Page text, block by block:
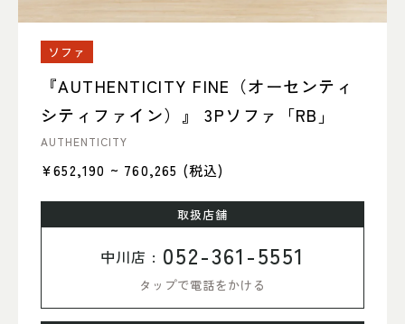
ソファ
『AUTHENTICITY FINE（オーセンティ
シティファイン）』 3Pソファ「RB」
AUTHENTICITY
¥652,190 ~ 760,265 (税込)
取扱店舗
中川店 : 052-361-5551
タップで電話をかける